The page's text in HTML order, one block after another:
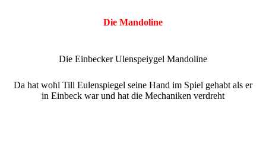
Die Mandoline
Die Einbecker Ulenspeiygel Mandoline
Da hat wohl Till Eulenspiegel seine Hand im Spiel gehabt als er
in Einbeck war und hat die Mechaniken verdreht